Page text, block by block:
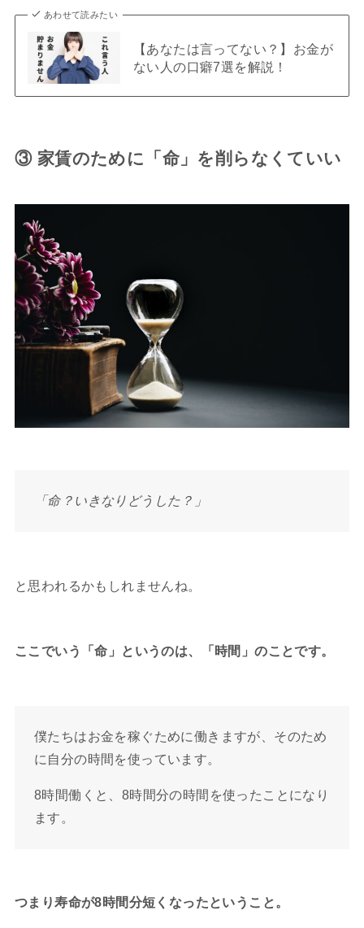
あわせて読みたい
【あなたは言ってない？】お金が
ない人の口癖7選を解説！
③ 家賃のために「命」を削らなくていい
「命？いきなりどうした？」
と思われるかもしれませんね。
ここでいう「命」というのは、「時間」のことです。
僕たちはお金を稼ぐために働きますが、そのため
に自分の時間を使っています。
8時間働くと、8時間分の時間を使ったことになり
ます。
つまり寿命が8時間分短くなったということ。